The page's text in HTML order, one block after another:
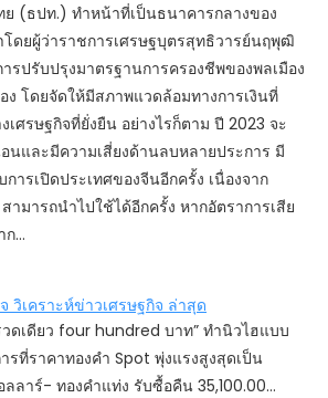
ย (ธปท.) ทำหน้าที่เป็นธนาคารกลางของ
ดยผู้ว่าราชการเศรษฐบุตรสุทธิวารย์นฤพุฒิ
รปรับปรุงมาตรฐานการครองชีพของพลเมือง
ง โดยจัดให้มีสภาพแวดล้อมทางการเงินที่
เศรษฐกิจที่ยั่งยืน อย่างไรก็ตาม ปี 2023 จะ
นและมีความเสี่ยงด้านลบหลายประการ มี
ารเปิดประเทศของจีนอีกครั้ง เนื่องจาก
มารถนำไปใช้ได้อีกครั้ง หากอัตราการเสีย
ก…
วิเคราะห์ข่าวเศรษฐกิจ ล่าสุด
ดเดียว four hundred บาท” ทำนิวไฮแบบ
รที่ราคาทองคํา Spot พุ่งแรงสูงสุดเป็น
ลาร์- ทองคำแท่ง รับซื้อคืน 35,100.00…